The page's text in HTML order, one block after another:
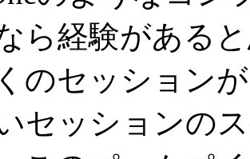
ら経験がある
のセッション
セッションの